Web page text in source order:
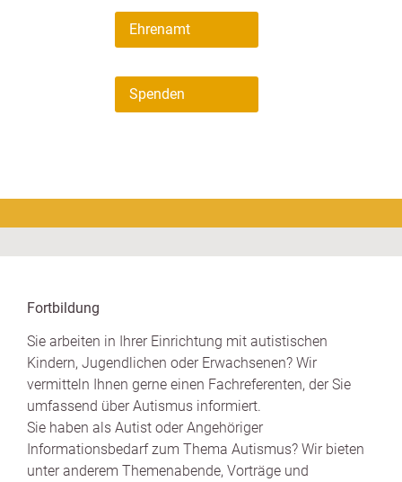
Ehrenamt
Spenden
Fortbildung
Sie arbeiten in Ihrer Einrichtung mit autistischen
Kindern, Jugendlichen oder Erwachsenen? Wir
vermitteln Ihnen gerne einen Fachreferenten, der Sie
umfassend über Autismus informiert.
Sie haben als Autist oder Angehöriger
Informationsbedarf zum Thema Autismus? Wir bieten
unter anderem Themenabende, Vorträge und